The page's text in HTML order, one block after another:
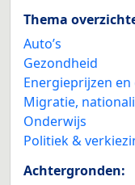
Thema
Auto’s
Gezondheid
Energieprijzen
Migratie,
Onderwijs
Politiek &
Achtergronden: